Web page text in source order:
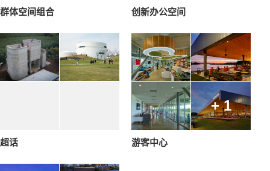
群体空间组合 创新办公空间
超话
+ 1
游客中心